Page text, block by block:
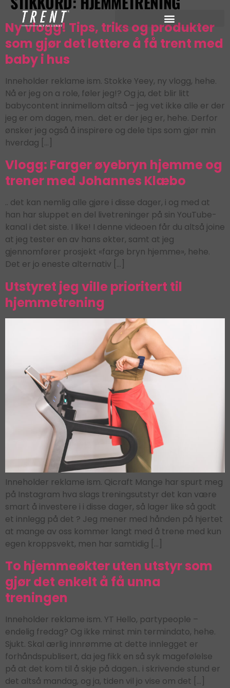
Ny vlogg! Tips, triks og produkter
som gjør det lettere å få trent med
baby i hus
Inneholder reklame ism. Stokke Yeey, ny vlogg, hehe.
Nå er jeg on a role, føler jeg!? Og ja, det blir litt
babycontent innimellom altså – jeg vet ikke alle er der
jeg er om dagen, men.. det er der jeg er, hehe. Derfor
ønsker jeg også å inspirere og dele tips som gjør min
hverdag […]
Vlogg: Farger øyebryn hjemme og
trener med Johannes Klæbo
.. det kan nemlig alle gjøre i disse dager, i og med at
han har sluppet en del livetreninger på sin YouTube-
kanal i det siste. I like! I denne videoen får du altså joine
at jeg tester en av hans økter, samt at jeg
gjennomfører prosjekt «farge bryn hjemme», hehe.
Det er jo eneste alternativ […]
Utstyret jeg ville prioritert til
hjemmetrening
Inneholder reklame ism. Qicraft Mange har spurt meg
på Instagram hva slags treningsutstyr det kan være
smart å investere i i disse dager, så lager like så godt
et innlegg på det ? Jeg mener med hånden på hjertet
at mange av oss kommer langt med å trene med kun
egen kroppsvekt, men har samtidig […]
To hjemmeøkter uten utstyr som
gjør det enkelt å få unna
treningen
Inneholder reklame ism. YT Hello, partypeople –
endelig fredag? Og ikke minst min termindato, hehe.
Sjukt. Skal ærlig innrømme at dette innlegget er
forhåndspublisert, da jeg fikk en så syk magefølelse
på at det kom til å skje på dagen.. i skrivende stund er
det altså mandag, og ja, tiden vil jo vise om det […]